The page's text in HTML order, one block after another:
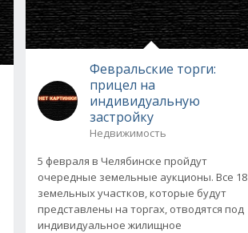
Февральские торги:
прицел на
индивидуальную
застройку
Недвижимость
5 февраля в Челябинске пройдут
очередные земельные аукционы. Все 18
земельных участков, которые будут
представлены на торгах, отводятся под
индивидуальное жилищное